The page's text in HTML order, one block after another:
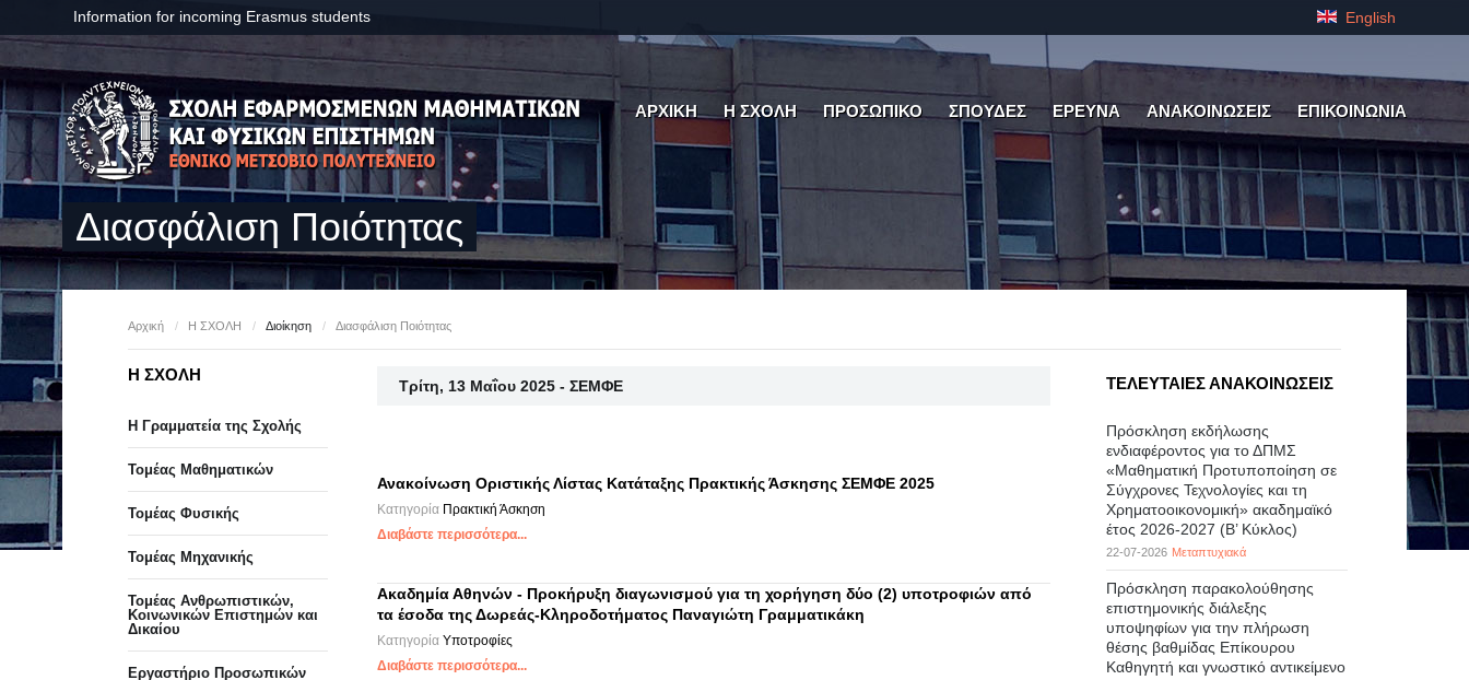
Information for incoming Erasmus students English
ΑΡΧΙΚΗ Η ΣΧΟΛΗ ΠΡΟΣΩΠΙΚΟ ΣΠΟΥΔΕΣ ΕΡΕΥΝΑ ΑΝΑΚΟΙΝΩΣΕΙΣ ΕΠΙΚΟΙΝΩΝΙΑ
Διασφάλιση Ποιότητας
Αρχική / Η ΣΧΟΛΗ / Διοίκηση / Διασφάλιση Ποιότητας
Τρίτη, 13 Μαΐου 2025 - ΣΕΜΦΕ
Ανακοίνωση Οριστικής Λίστας Κατάταξης Πρακτικής Άσκησης ΣΕΜΦΕ 2025
Κατηγορία Πρακτική Άσκηση
Διαβάστε περισσότερα...
Ακαδημία Αθηνών - Προκήρυξη διαγωνισμού για τη χορήγηση δύο (2) υποτροφιών από
τα έσοδα της Δωρεάς-Κληροδοτήματος Παναγιώτη Γραμματικάκη
Κατηγορία Υποτροφίες
Διαβάστε περισσότερα...
Η ΣΧΟΛΗ
Η Γραμματεία της Σχολής
Τομέας Μαθηματικών
Τομέας Φυσικής
Τομέας Μηχανικής
Τομέας Ανθρωπιστικών,
Κοινωνικών Επιστημών και
Δικαίου
Eργαστήριo Προσωπικών
ΤΕΛΕΥΤΑΙΕΣ ΑΝΑΚΟΙΝΩΣΕΙΣ
Πρόσκληση εκδήλωσης
ενδιαφέροντος για το ΔΠΜΣ
«Μαθηματική Προτυποποίηση σε
Σύγχρονες Τεχνολογίες και τη
Χρηματοοικονομική» ακαδημαϊκό
έτος 2026-2027 (B’ Kύκλος)
22-07-2026 Μεταπτυχιακά
Πρόσκληση παρακολούθησης
επιστημονικής διάλεξης
υποψηφίων για την πλήρωση
θέσης βαθμίδας Επίκουρου
Καθηγητή και γνωστικό αντικείμενο